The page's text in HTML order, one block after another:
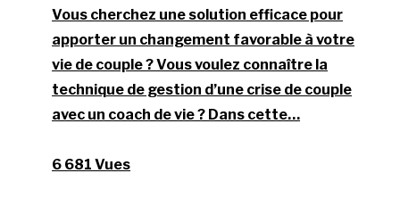
Vous cherchez une solution efficace pour
apporter un changement favorable à votre
vie de couple ? Vous voulez connaître la
technique de gestion d’une crise de couple
avec un coach de vie ? Dans cette…
6 681 Vues